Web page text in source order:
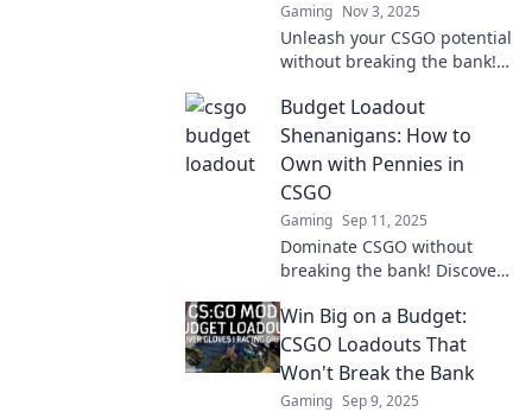
Gaming Nov 3, 2025
Unleash your CSGO potential
without breaking the bank!
and gear to dominate the
game.
Budget Loadout
Shenanigans: How to
Own with Pennies in
CSGO
Gaming Sep 11, 2025
Dominate CSGO without
breaking the bank! Discover
loadouts that elevate your
game while keeping your
wallet happy.
Win Big on a Budget:
CSGO Loadouts That
Won't Break the Bank
Gaming Sep 9, 2025